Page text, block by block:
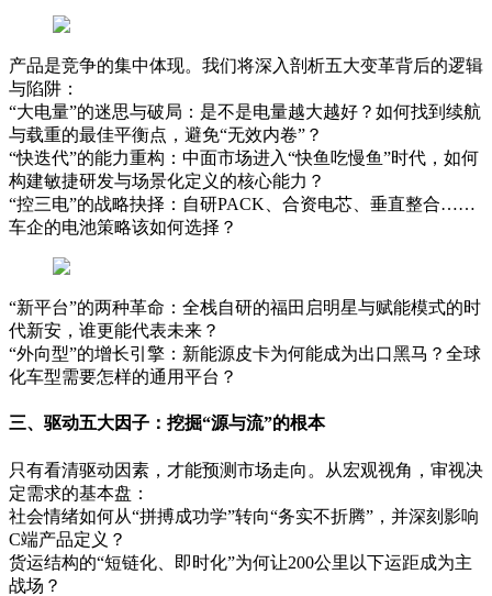
产品是竞争的集中体现。我们将深入剖析五大变革背后的逻辑
与陷阱：
“大电量”的迷思与破局：是不是电量越大越好？如何找到续航
与载重的最佳平衡点，避免“无效内卷”？
“快迭代”的能力重构：中面市场进入“快鱼吃慢鱼”时代，如何
构建敏捷研发与场景化定义的核心能力？
“控三电”的战略抉择：自研PACK、合资电芯、垂直整合……
车企的电池策略该如何选择？
“新平台”的两种革命：全栈自研的福田启明星与赋能模式的时
代新安，谁更能代表未来？
“外向型”的增长引擎：新能源皮卡为何能成为出口黑马？全球
化车型需要怎样的通用平台？
三、驱动五大因子：挖掘“源与流”的根本
只有看清驱动因素，才能预测市场走向。从宏观视角，审视决
定需求的基本盘：
社会情绪如何从“拼搏成功学”转向“务实不折腾”，并深刻影响
C端产品定义？
货运结构的“短链化、即时化”为何让200公里以下运距成为主
战场？